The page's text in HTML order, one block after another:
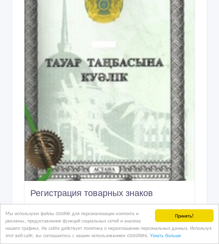
Принять!
Мы используем файлы cookie для персонализации контента и
рекламы, предоставления функций социальных сетей и анализа
нашего трафика. На сайте действует политика о неразглашении персональных данных. Используя
этот веб-сайт, вы соглашаетесь с нашим использованием coookies. Узнать больше
Регистрация товарных знаков
03/04/2026 09:42
Юридические услуги
Казахстан, Алматы